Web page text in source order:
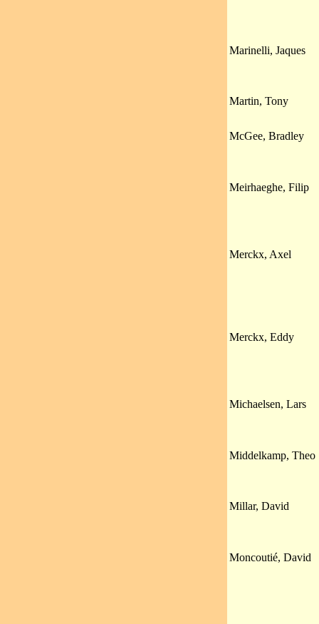
Marinelli, Jaques
Martin, Tony
McGee, Bradley
Meirhaeghe, Filip
Merckx, Axel
Merckx, Eddy
Michaelsen, Lars
Middelkamp, Theo
Millar, David
Moncoutié, David